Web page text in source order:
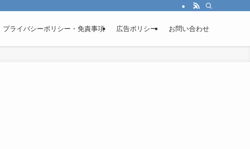
プライバシーポリシー・免責事項 広告ポリシー お問い合わせ